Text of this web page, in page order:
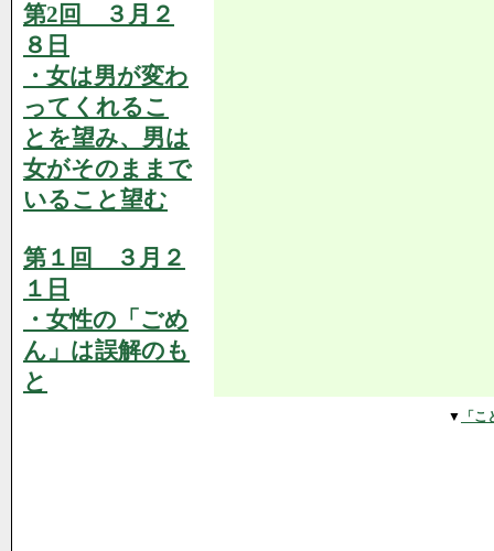
第2回 ３月２
８日
・女は男が変わ
ってくれるこ
とを望み、男は
女がそのままで
いること望む
第１回 ３月２
１日
・女性の「ごめ
ん」は誤解のも
と
▼ 「